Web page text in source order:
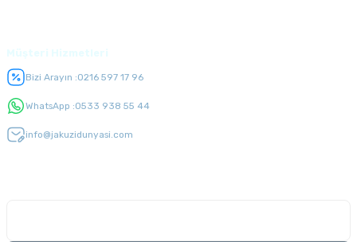
Bizi Arayın :0216 597 17 96
WhatsApp :0533 938 55 44
info@jakuzidunyasi.com